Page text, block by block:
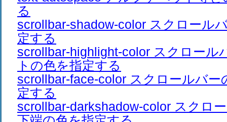
る
scrollbar-shadow-color スクロール
定する
scrollbar-highlight-color スクロール
トの色を指定する
scrollbar-face-color スクロールバー
定する
scrollbar-darkshadow-color スクロ